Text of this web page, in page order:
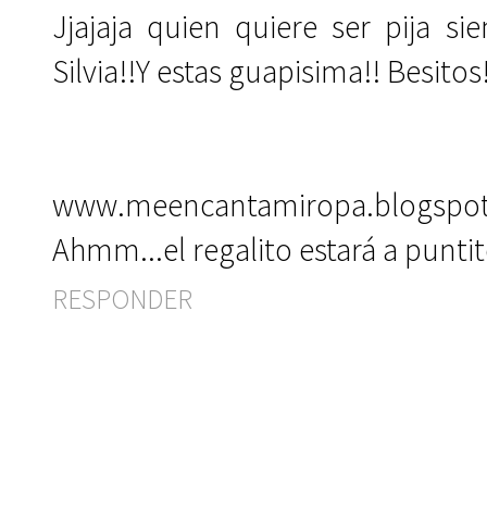
Jjajaja quien quiere ser pija
Silvia!!Y estas guapisima!!
Ahmm...el regalito estará a
RESPONDER